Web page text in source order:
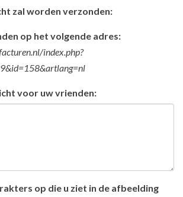
zal worden verzonden:
op het volgende adres:
index.php?
voor uw vrienden:
op die u ziet in de afbeelding